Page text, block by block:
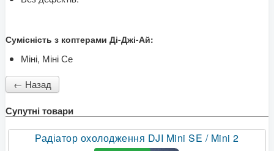
Сумісність з коптерами Ді-Джі-Ай:
Міні, Міні Се
Супутні товари
Радіатор охолодження DJI Mini SE / Mini 2